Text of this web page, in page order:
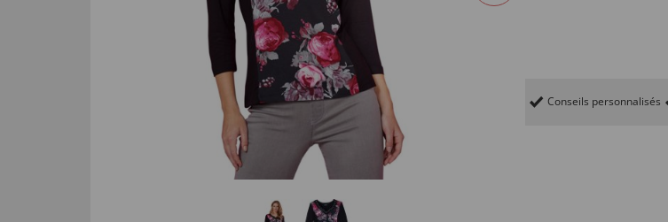
Conseils personnalisés